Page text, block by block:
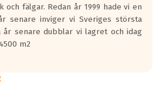
och fälgar. Redan år 1999 hade vi en
senare inviger vi Sveriges största
år senare dubblar vi lagret och idag
m2